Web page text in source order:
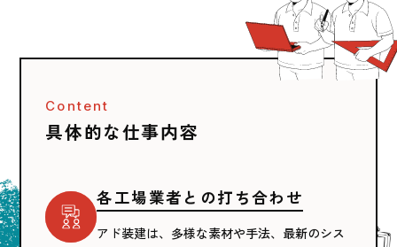
Content
具体的な仕事内容
各工場業者との打ち合わせ
アド装建は、多様な素材や手法、最新のシス